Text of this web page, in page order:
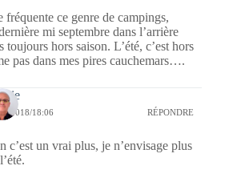
fréquente ce genre de campings,
mi septembre dans l’arrière
toujours hors saison. L’été, c’est hors
pas dans mes pires cauchemars….
2018/18:06 RÉPONDRE
c’est un vrai plus, je n’envisage plus